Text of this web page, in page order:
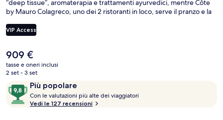
“deep tissue”, aromaterapia e trattamenti ayurvedici, mentre Côte
by Mauro Colagreco, uno dei 2 ristoranti in loco, serve il pranzo e la
un bar/lounge e una palestra aperta giorno e notte. I mezzi pubblici
sono a poca distanza: *Stazione di Rama III Bridge è a 14 min a piedi.
VIP Access
Il
prezzo
attuale
909 €
909 €
tasse e oneri inclusi
2 set - 3 set
RecensioniPiù popolare
9,8
su
10,
Con le valutazioni più alte dei viaggiatori
Vedi le 127 recensioni